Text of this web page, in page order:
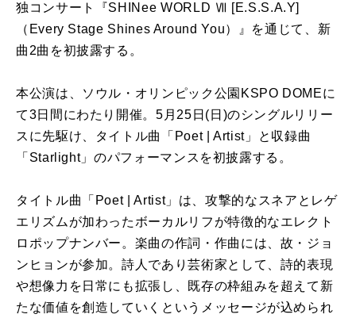
独コンサート『SHINee WORLD Ⅶ [E.S.S.A.Y]
（Every Stage Shines Around You）』を通じて、新
曲2曲を初披露する。
本公演は、ソウル・オリンピック公園KSPO DOMEに
て3日間にわたり開催。5月25日(日)のシングルリリー
スに先駆け、タイトル曲「Poet | Artist」と収録曲
「Starlight」のパフォーマンスを初披露する。
タイトル曲「Poet | Artist」は、攻撃的なスネアとレゲ
エリズムが加わったボーカルリフが特徴的なエレクト
ロポップナンバー。楽曲の作詞・作曲には、故・ジョ
ンヒョンが参加。詩人であり芸術家として、詩的表現
や想像力を日常にも拡張し、既存の枠組みを超えて新
たな価値を創造していくというメッセージが込められ